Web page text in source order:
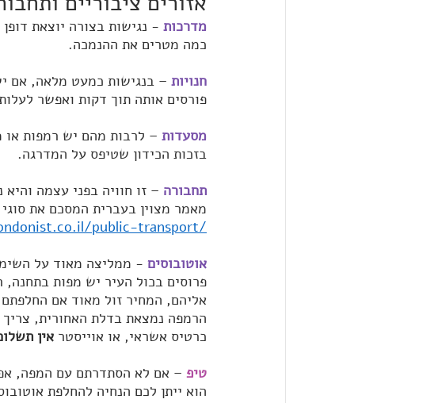
מדרכות - נגישות בצורה יוצאת
כמה מטרים את ההנמכה.
חנויות – בנגישות כמעט מלאה, אם
פורסים אותה תוך דקות ואפשר
מסעדות – לרבות מהם יש רמפות או
בזכות הכידון שטיפס על המדרגה.
תחבורה – זו חוויה בפני עצמה
מאמר מצוין בעברית המסכם את
public-transport/
אוטובוסים - ממליצה מאוד על
פרוסים בכול העיר יש מפות בתחנה,
אליהם, המחיר זול מאוד אם
הרמפה נמצאת בדלת האחורית,
כרטיס אשראי, או אוייסטר אין
טיפ – אם לא הסתדרתם עם המפה,
הוא ייתן לכם הנחיה להחלפת